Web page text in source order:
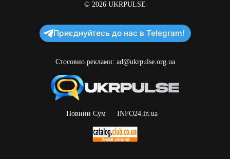
© 2026 UKRPULSE
Приєднуйтесь до нас в Telegram!
Стосовно реклами: ad@ukrpulse.org.ua
Новини Сум INFO24.in.ua